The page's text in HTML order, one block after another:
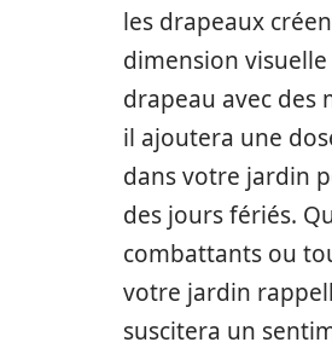
les drapeaux
dimension
drapeau avec des
il ajoutera une
dans votre jardin
des jours fériés.
combattants ou
votre jardin
suscitera un